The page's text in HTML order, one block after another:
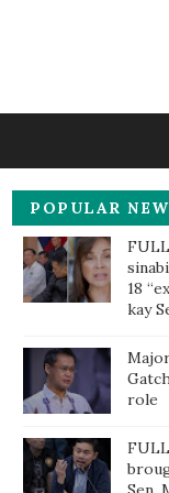
POPULAR
THIS WEEK
18
kay
role